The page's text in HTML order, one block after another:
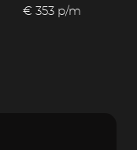
€ 353 p/m